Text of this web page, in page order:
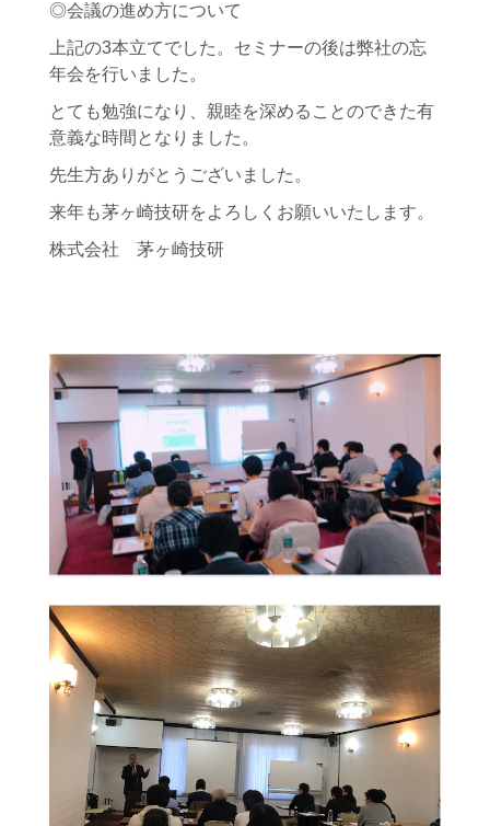
◎会議の進め方について
上記の3本立てでした。セミナーの後は弊社の忘
年会を行いました。
とても勉強になり、親睦を深めることのできた有
意義な時間となりました。
先生方ありがとうございました。
来年も茅ヶ崎技研をよろしくお願いいたします。
株式会社 茅ヶ崎技研